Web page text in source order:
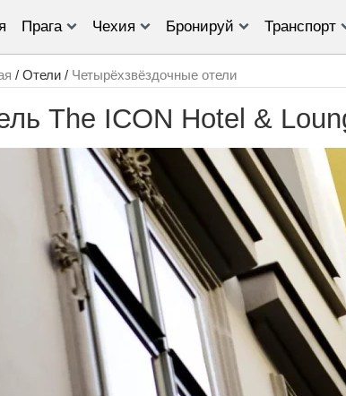
Прага Чехия Бронируй Транспорт
/ Отели / Четырёхзвёздочные отели
The ICON Hotel &